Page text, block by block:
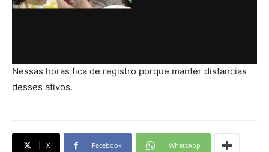
Nessas horas fica de registro porque manter distancias
desses ativos.
X Facebook WhatsApp